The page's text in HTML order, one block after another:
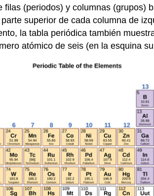
(periodos) y columnas (grupos)
superior de cada columna de
la tabla periódica también
atómico de seis (en la esquina